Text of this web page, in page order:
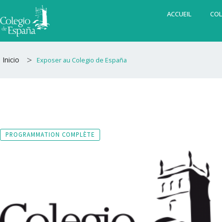
au
contenu
ACCUEIL
Inicio > Exposer au Colegio de España
PROGRAMMATION COMPLÈTE